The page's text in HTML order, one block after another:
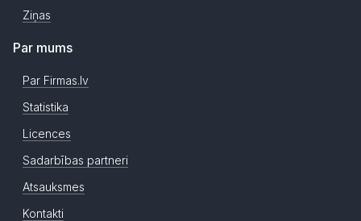
Ziņas
Par mums
Par Firmas.lv
Statistika
Licences
Sadarbības partneri
Atsauksmes
Kontakti